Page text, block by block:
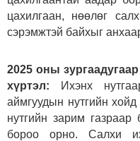
цахилгаан, нөөлөг
сэрэмжтэй байхыг
2025 оны
хүртэл: Ихэнх
аймгуудын нутгийн хойд
нутгийн зарим газраар
бороо орно. Салхи